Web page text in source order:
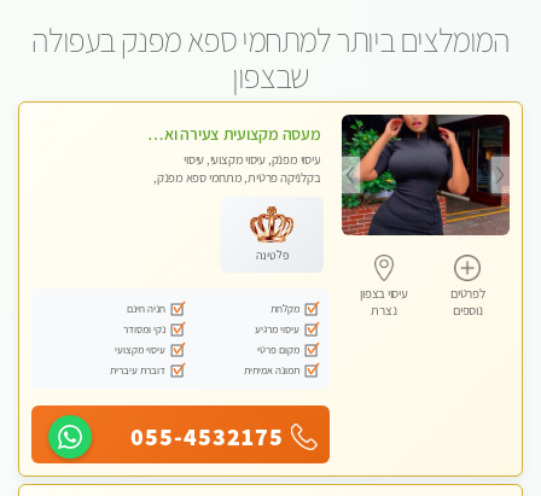
המומלצים ביותר למתחמי ספא מפנק בעפולה
שבצפון
לפרטים
נוספים
עיסוי בצפון
נצרת
מעסה מקצועית צעירה ואיכותית בקרית- חיים
עיסוי מפנק, עיסוי מקצועי, עיסוי
בקלניקה פרטית, מתחמי ספא מפנק,
פלטינה
מקלחת
חניה חינם
עיסוי מרגיע
נקי ומסודר
מקום פרטי
עיסוי מקצועי
תמונה אמיתית
דוברת עיברית
055-4532175